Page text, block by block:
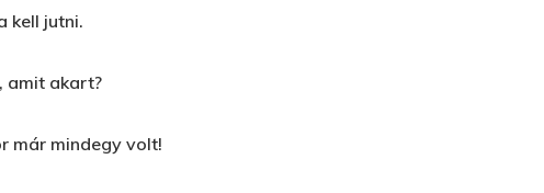
kell jutni.
amit akart?
már mindegy volt!